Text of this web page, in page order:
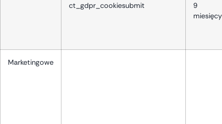
ct_gdpr_cookiesubmit
9
miesięcy
Marketingowe